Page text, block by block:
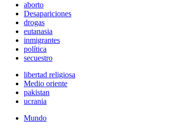
aborto
Desapariciones
drogas
eutanasia
inmigrantes
política
secuestro
libertad religiosa
Medio oriente
pakistan
ucrania
Mundo